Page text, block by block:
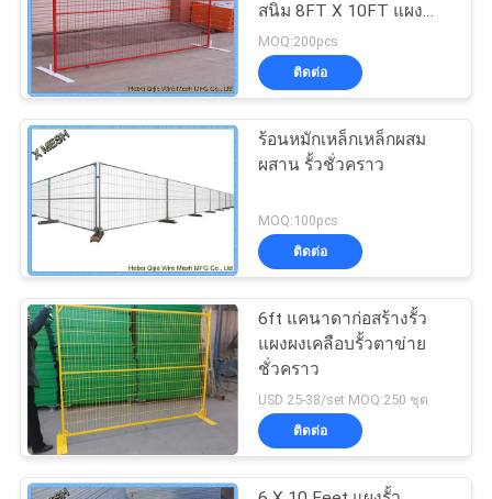
สนิม 8FT X 10FT แผง
ตาข่าย
MOQ:200pcs
ติดต่อ
ร้อนหมักเหล็กเหล็กผสม
ผสาน รั้วชั่วคราว
MOQ:100pcs
ติดต่อ
6ft แคนาดาก่อสร้างรั้ว
แผงผงเคลือบรั้วตาข่าย
ชั่วคราว
USD 25-38/set MOQ:250 ชุด
ติดต่อ